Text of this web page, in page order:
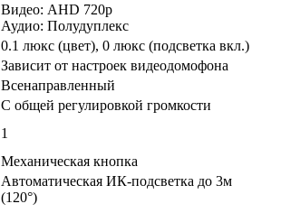
Видео: AHD 720p
Аудио: Полудуплекс
0.1 люкс (цвет), 0 люкс (подсветка вкл.)
Зависит от настроек видеодомофона
Всенаправленный
С общей регулировкой громкости
1
Механическая кнопка
Автоматическая ИК-подсветка до 3м
(120°)